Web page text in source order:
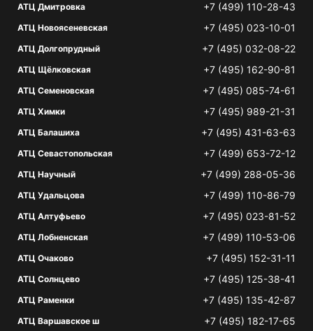
АТЦ Дмитровка +7 (499) 110-28-43
АТЦ Новоясеневская +7 (495) 023-10-01
АТЦ Долгопрудный +7 (495) 032-08-22
АТЦ Щёлковская +7 (495) 162-90-81
АТЦ Семеновская +7 (495) 085-74-61
АТЦ Химки +7 (495) 989-21-31
АТЦ Балашиха +7 (495) 431-63-63
АТЦ Севастопольская +7 (499) 653-72-12
АТЦ Научный +7 (499) 288-05-36
АТЦ Удальцова +7 (499) 110-86-79
АТЦ Алтуфьево +7 (495) 023-81-52
АТЦ Лобненская +7 (499) 110-53-06
АТЦ Очаково +7 (495) 152-31-11
АТЦ Солнцево +7 (495) 125-38-41
АТЦ Раменки +7 (495) 135-42-87
АТЦ Варшавское ш +7 (495) 182-17-65